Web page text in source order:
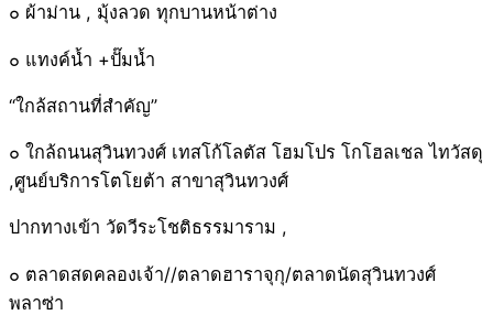
๐ ผ้าม่าน , มุ้งลวด ทุกบานหน้าต่าง
๐ แทงค์น้ำ +ปั๊มน้ำ
“ใกล้สถานที่สำคัญ”
๐ ใกล้ถนนสุวินทวงศ์ เทสโก้โลตัส โฮมโปร โกโฮลเชล ไทวัสดุ
,ศูนย์บริการโตโยต้า สาขาสุวินทวงศ์
ปากทางเข้า วัดวีระโชติธรรมาราม ,
๐ ตลาดสดคลองเจ้า//ตลาดฮาราจุกุ/ตลาดนัดสุวินทวงศ์
พลาซ่า